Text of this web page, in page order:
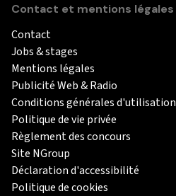
Contact et mentions légales
Contact
Jobs & stages
Mentions légales
Publicité Web & Radio
Conditions générales d'utilisation
Politique de vie privée
Règlement des concours
Site NGroup
Déclaration d'accessibilité
Politique de cookies